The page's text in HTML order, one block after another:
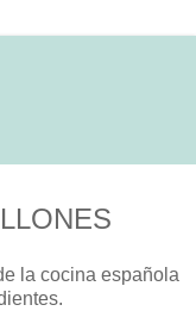
la cocina española